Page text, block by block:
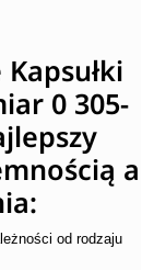
Kapsułki
0 305-
a
od rodzaju